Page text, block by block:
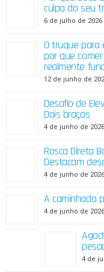
culpa do seu
6 de julho de 2026
O truque para
por que
realmente
12 de junho de
Desafio de
Dois braços
4 de junho de 2026
Rosca Direta
Destacam
4 de junho de 2026
A caminhada
4 de junho de 2026
4 de